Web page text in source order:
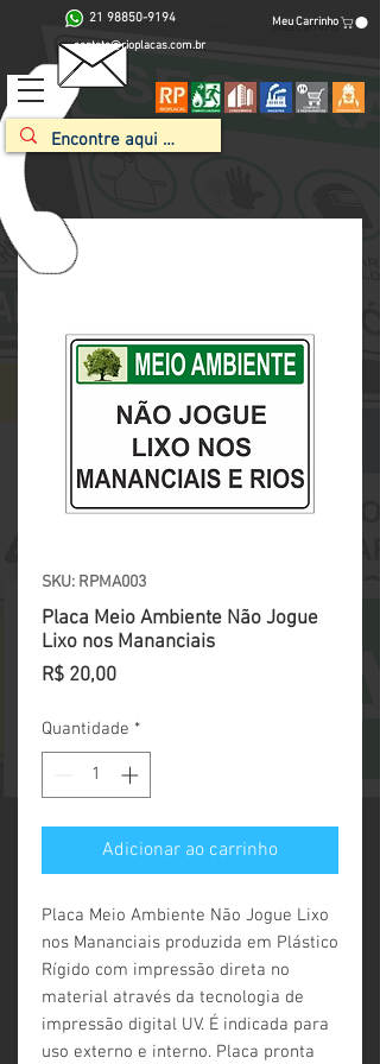
21 98850-9194
contato@rioplacas.com.br
Meu Carrinho
SKU: RPMA003
Placa Meio Ambiente Não Jogue
Lixo nos Mananciais
R$ 20,00Preço
Quantidade *
Adicionar ao carrinho
Placa Meio Ambiente Não Jogue Lixo
nos Mananciais produzida em Plástico
Rígido com impressão direta no
material através da tecnologia de
impressão digital UV. É indicada para
uso externo e interno. Placa pronta